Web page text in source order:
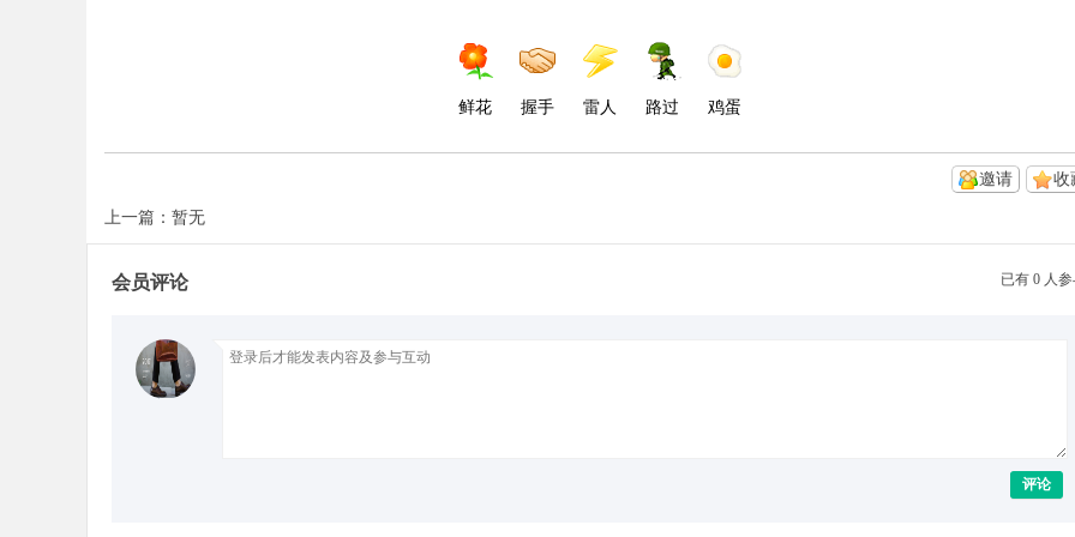
鲜花 握手 雷人 路过 鸡蛋
收
邀请
上一篇：暂无
已有 0 人
会员评论
评论